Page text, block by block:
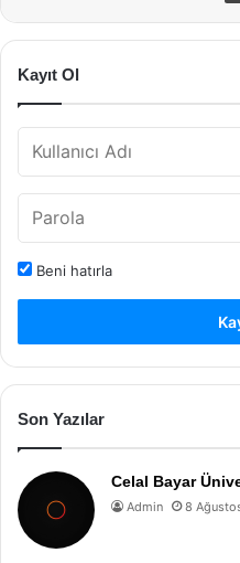
Kayıt Ol
Beni hatırla
Son Yazılar
Celal Bayar
Admin 8